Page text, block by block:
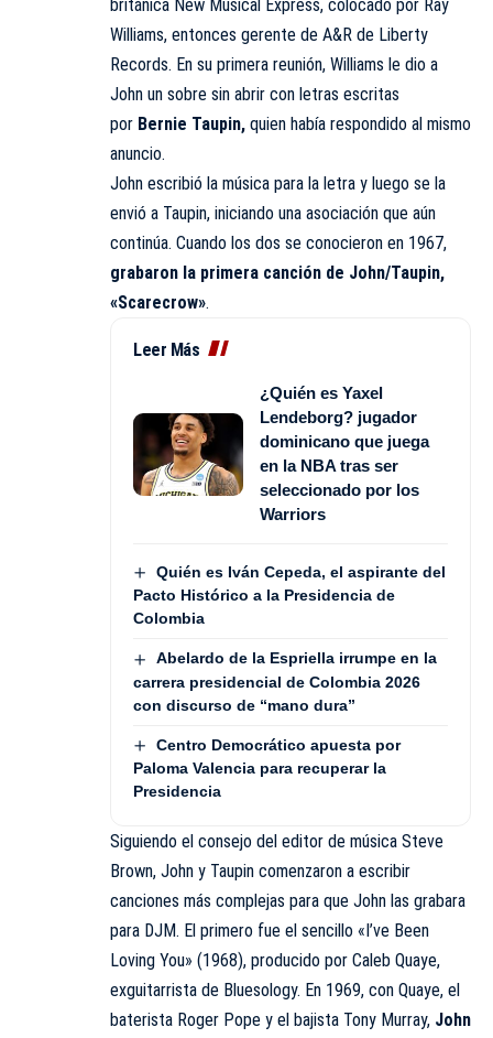
británica New Musical Express, colocado por Ray
Williams, entonces gerente de A&R de Liberty
Records. En su primera reunión, Williams le dio a
John un sobre sin abrir con letras escritas
por Bernie Taupin, quien había respondido al mismo
anuncio.
John escribió la música para la letra y luego se la
envió a Taupin, iniciando una asociación que aún
continúa. Cuando los dos se conocieron en 1967,
grabaron la primera canción de John/Taupin,
«Scarecrow».​
Leer Más
¿Quién es Yaxel
Lendeborg? jugador
dominicano que juega
en la NBA tras ser
seleccionado por los
Warriors
Quién es Iván Cepeda, el aspirante del
Pacto Histórico a la Presidencia de
Colombia
Abelardo de la Espriella irrumpe en la
carrera presidencial de Colombia 2026
con discurso de “mano dura”
Centro Democrático apuesta por
Paloma Valencia para recuperar la
Presidencia
Siguiendo el consejo del editor de música Steve
Brown, John y Taupin comenzaron a escribir
canciones más complejas para que John las grabara
para DJM. El primero fue el sencillo «I’ve Been
Loving You» (1968), producido por Caleb Quaye,
exguitarrista de Bluesology. En 1969, con Quaye, el
baterista Roger Pope y el bajista Tony Murray, John